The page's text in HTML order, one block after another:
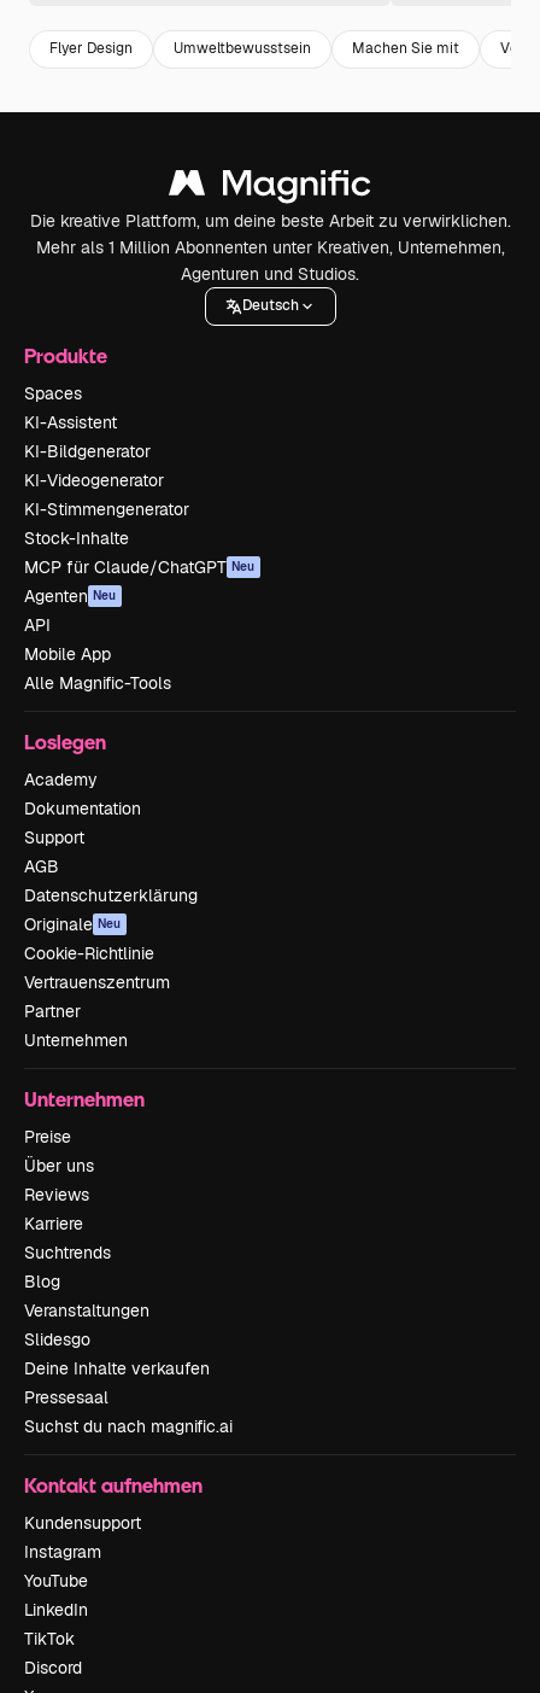
Flyer Design Umweltbewusstsein Machen Sie mit
Die kreative Plattform, um deine beste Arbeit zu verwirklichen.
Mehr als 1 Million Abonnenten unter Kreativen, Unternehmen,
Agenturen und Studios.
Deutsch
Produkte
Spaces
KI-Assistent
KI-Bildgenerator
KI-Videogenerator
KI-Stimmengenerator
Stock-Inhalte
MCP für Claude/ChatGPT Neu
Agenten Neu
API
Mobile App
Alle Magnific-Tools
Loslegen
Academy
Dokumentation
Support
AGB
Datenschutzerklärung
Originale Neu
Cookie-Richtlinie
Vertrauenszentrum
Partner
Unternehmen
Unternehmen
Preise
Über uns
Reviews
Karriere
Suchtrends
Blog
Veranstaltungen
Slidesgo
Deine Inhalte verkaufen
Pressesaal
Suchst du nach magnific.ai
Kontakt aufnehmen
Kundensupport
Instagram
YouTube
LinkedIn
TikTok
Discord